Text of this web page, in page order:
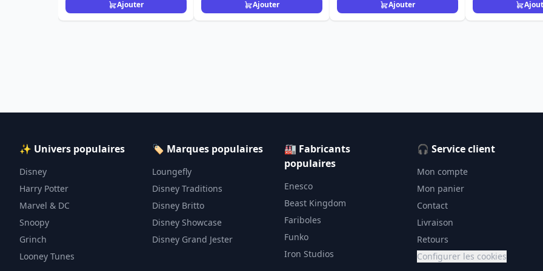
Ajouter Ajouter
Ajouter
✨ Univers populaires
Disney
Harry Potter
Marvel & DC
Snoopy
Grinch
Looney Tunes
🏷️ Marques populaires
Loungefly
Disney Traditions
Disney Britto
Disney Showcase
Disney Grand Jester
🏭 Fabricants
populaires
Enesco
Beast Kingdom
Fariboles
Funko
Iron Studios
🎧 Service client
Mon compte
Mon panier
Contact
Livraison
Retours
Configurer les cookies